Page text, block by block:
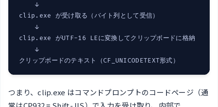
    ↓
clip.exe が受け取る（バイト列として受信）
    ↓
clip.exe がUTF-16 LEに変換してクリップボードに格納
    ↓
クリップボードのテキスト（CF_UNICODETEXT形式）
つまり、clip.exe はコマンドプロンプトのコードページ（通